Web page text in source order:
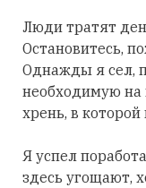
Люди тратят
Остановитесь,
Однажды я сел,
необходимую на
хрень, в
Я успел
здесь угощают,